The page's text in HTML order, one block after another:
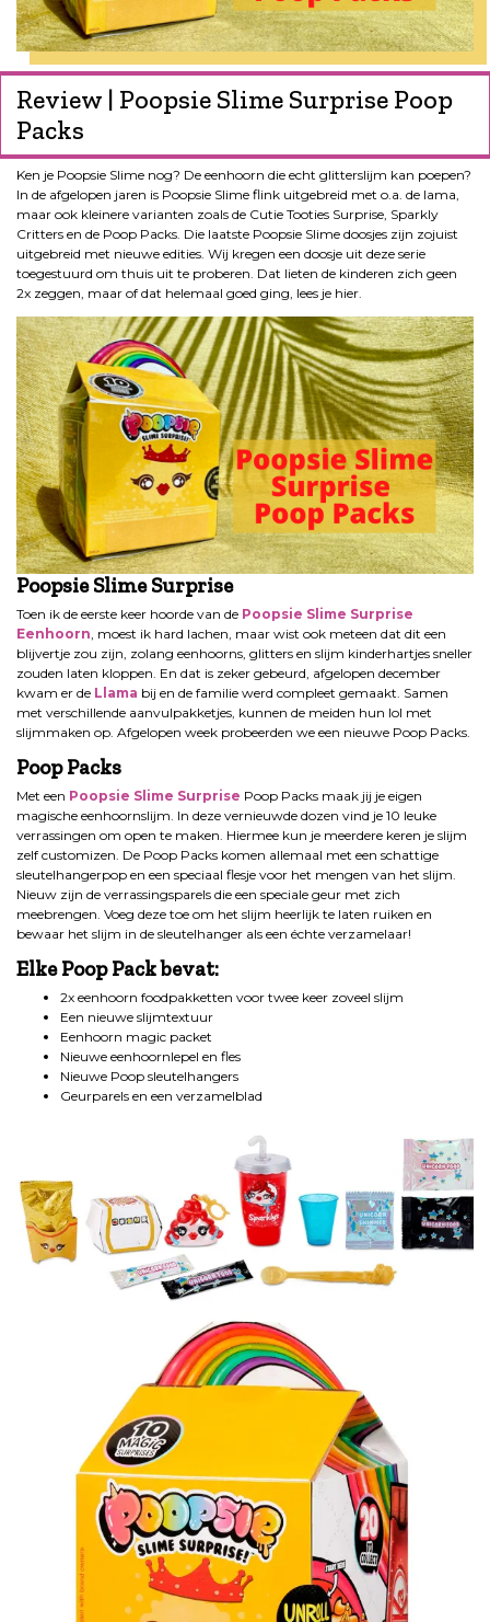
Review | Poopsie Slime Surprise Poop
Packs
Ken je Poopsie Slime nog? De eenhoorn die echt glitterslijm kan poepen?
In de afgelopen jaren is Poopsie Slime flink uitgebreid met o.a. de lama,
maar ook kleinere varianten zoals de Cutie Tooties Surprise, Sparkly
Critters en de Poop Packs. Die laatste Poopsie Slime doosjes zijn zojuist
uitgebreid met nieuwe edities. Wij kregen een doosje uit deze serie
toegestuurd om thuis uit te proberen. Dat lieten de kinderen zich geen
2x zeggen, maar of dat helemaal goed ging, lees je hier.
Poopsie Slime Surprise
Toen ik de eerste keer hoorde van de Poopsie Slime Surprise
Eenhoorn, moest ik hard lachen, maar wist ook meteen dat dit een
blijvertje zou zijn, zolang eenhoorns, glitters en slijm kinderhartjes sneller
zouden laten kloppen. En dat is zeker gebeurd, afgelopen december
kwam er de Llama bij en de familie werd compleet gemaakt. Samen
met verschillende aanvulpakketjes, kunnen de meiden hun lol met
slijmmaken op. Afgelopen week probeerden we een nieuwe Poop Packs.
Poop Packs
Met een Poopsie Slime Surprise Poop Packs maak jij je eigen
magische eenhoornslijm. In deze vernieuwde dozen vind je 10 leuke
verrassingen om open te maken. Hiermee kun je meerdere keren je slijm
zelf customizen. De Poop Packs komen allemaal met een schattige
sleutelhangerpop en een speciaal flesje voor het mengen van het slijm.
Nieuw zijn de verrassingsparels die een speciale geur met zich
meebrengen. Voeg deze toe om het slijm heerlijk te laten ruiken en
bewaar het slijm in de sleutelhanger als een échte verzamelaar!
Elke Poop Pack bevat:
2x eenhoorn foodpakketten voor twee keer zoveel slijm
Een nieuwe slijmtextuur
Eenhoorn magic packet
Nieuwe eenhoornlepel en fles
Nieuwe Poop sleutelhangers
Geurparels en een verzamelblad